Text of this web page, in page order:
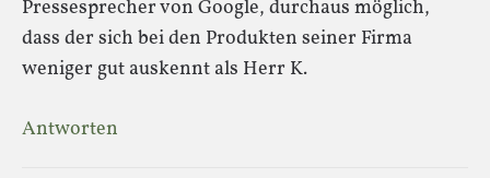
Pressesprecher von Google, durchaus möglich,
dass der sich bei den Produkten seiner Firma
weniger gut auskennt als Herr K.
Antworten